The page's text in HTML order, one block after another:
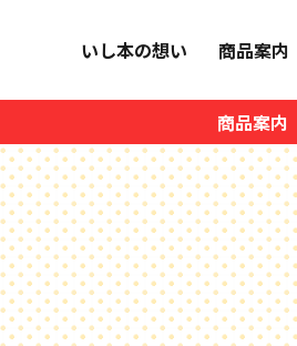
いし本の想い 商品案内
商品案内